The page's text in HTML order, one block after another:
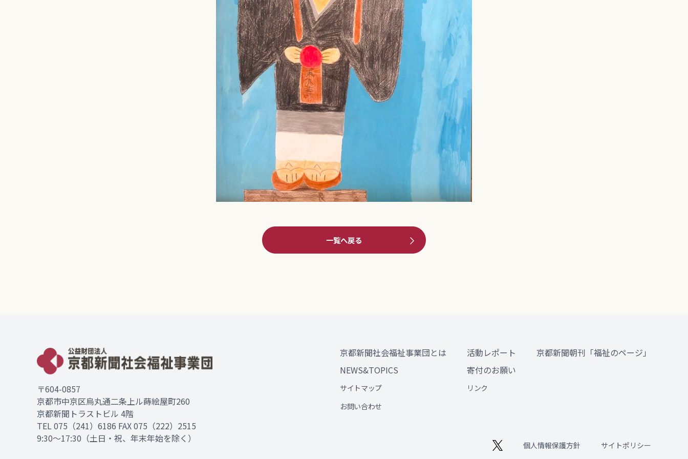
一覧へ戻る
〒604-0857
京都市中京区烏丸通二条上ル蒔絵屋町260
京都新聞トラストビル 4階
TEL075（241）6186 FAX 075（222）2515
9:30～17:30（土日・祝、年末年始を除く）
京都新聞社会福祉事業団とは 活動レポート
京都新聞朝刊「福祉のページ」
NEWS&TOPICS
寄付のお願い
サイトマップ
リンク
お問い合わせ
個人情報保護方針 サイトポリシー